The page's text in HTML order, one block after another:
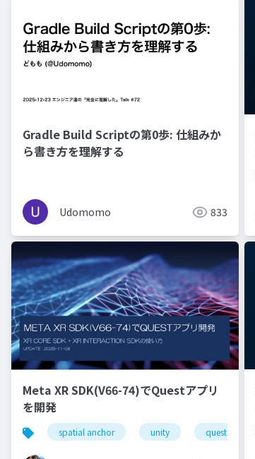
Gradle Build Scriptの第0歩: 仕組みか
ら書き方を理解する
Udomomo 833
Meta XR SDK(V66-74)でQuestアプリ
を開発
spatial anchor unity quest pro